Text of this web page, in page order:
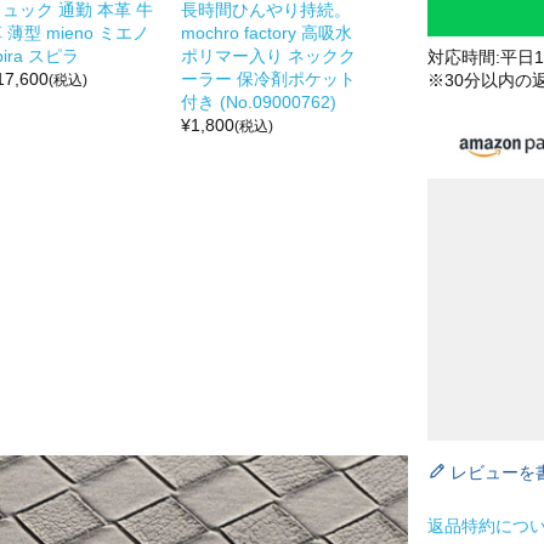
ック 通勤 本革 牛
薄型 mieno ミエノ
スピラ
(税込)
長時間ひんやり持続。
mochro factory 高吸水
ポリマー入り ネックク
ーラー 保冷剤ポケット
付き (No.09000762)
¥1,800(税込)
対応時間:平日
※30分以内の
レビューを
返品特約につ